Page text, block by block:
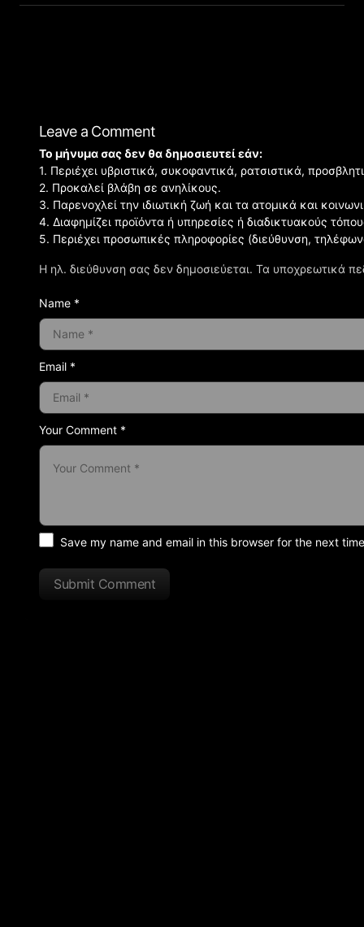
Leave a Comment
Η ηλ. διεύθυνση σας δεν δημοσιεύεται. Τα υποχρεωτικά
Your Comment *
Το μήνυμα σας δεν θα δημοσιευτεί εάν:
1. Περιέχει υβριστικά, συκοφαντικά, ρατσιστικά,
2. Προκαλεί βλάβη σε ανηλίκους.
3. Παρενοχλεί την ιδιωτική ζωή και τα ατομικά και
4. Διαφημίζει προϊόντα ή υπηρεσίες ή διαδικτυακούς
5. Περιέχει προσωπικές πληροφορίες (διεύθυνση,
Name *
Email *
Save my name and email in this browser for the next
Submit Comment